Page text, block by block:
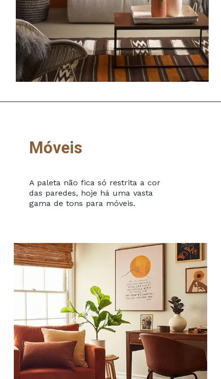
A paleta não fica só restrita a cor
das paredes, hoje há uma vasta
gama de tons para móveis.
Móveis